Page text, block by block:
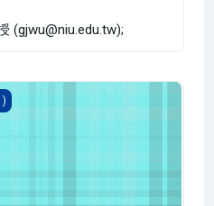
(gjwu@niu.edu.tw);